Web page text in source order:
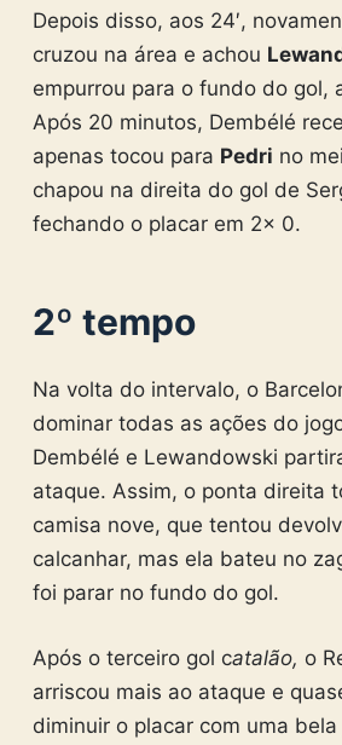
Depois disso, aos 24′,
cruzou na área e achou
empurrou para o fundo do gol,
Após 20 minutos, Dembélé
apenas tocou para Pedri no
chapou na direita do gol de
fechando o placar em 2x 0.
2º tempo
Na volta do intervalo, o
dominar todas as ações do
Dembélé e Lewandowski
ataque. Assim, o ponta direita
camisa nove, que tentou
calcanhar, mas ela bateu no
foi parar no fundo do gol.
Após o terceiro gol catalão, o
arriscou mais ao ataque e
diminuir o placar com uma